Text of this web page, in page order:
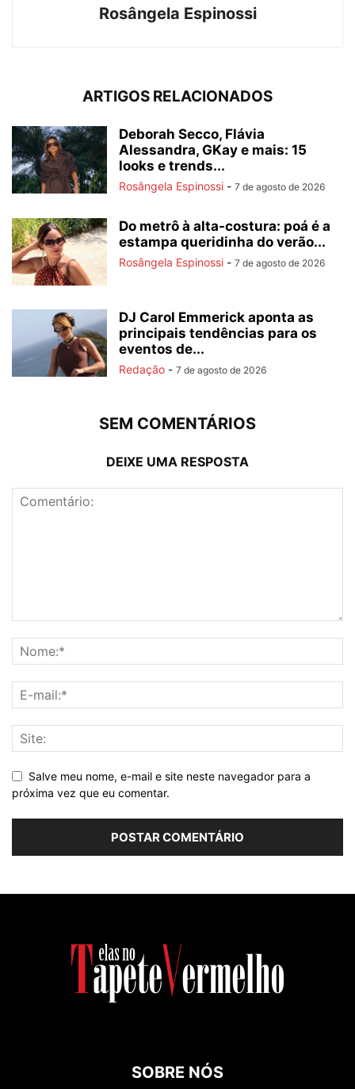
Rosângela Espinossi
ARTIGOS RELACIONADOS
Deborah Secco, Flávia
Alessandra, GKay e mais: 15
looks e trends...
Rosângela Espinossi - 7 de agosto de 2026
Do metrô à alta-costura: poá é a
estampa queridinha do verão...
Rosângela Espinossi - 7 de agosto de 2026
DJ Carol Emmerick aponta as
principais tendências para os
eventos de...
Redação - 7 de agosto de 2026
SEM COMENTÁRIOS
DEIXE UMA RESPOSTA
Salve meu nome, e-mail e site neste navegador para a
próxima vez que eu comentar.
SOBRE NÓS